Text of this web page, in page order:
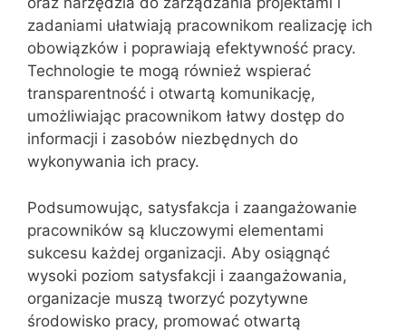
zadaniami ułatwiają pracownikom realizację ich
obowiązków i poprawiają efektywność pracy.
Technologie te mogą również wspierać
transparentność i otwartą komunikację,
umożliwiając pracownikom łatwy dostęp do
informacji i zasobów niezbędnych do
wykonywania ich pracy.
Podsumowując, satysfakcja i zaangażowanie
pracowników są kluczowymi elementami
sukcesu każdej organizacji. Aby osiągnąć
wysoki poziom satysfakcji i zaangażowania,
organizacje muszą tworzyć pozytywne
środowisko pracy, promować otwartą